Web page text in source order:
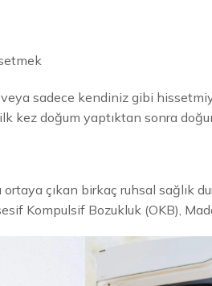
sadece kendiniz gibi
kez doğum yaptıktan sonra
çıkan birkaç ruhsal sağlık
Kompulsif Bozukluk (OKB),